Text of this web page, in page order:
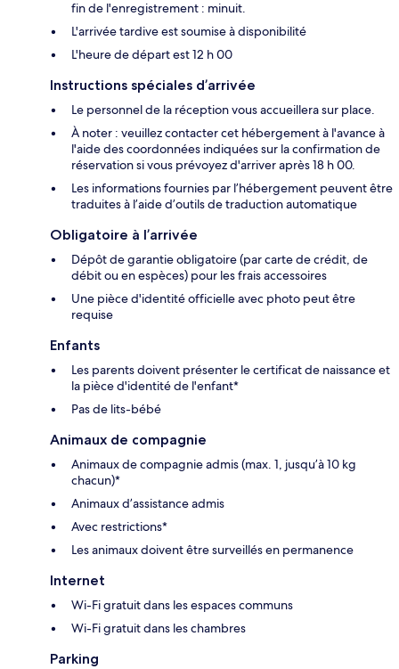
fin de l'enregistrement : minuit.
L'arrivée tardive est soumise à disponibilité
L'heure de départ est 12 h 00
Instructions spéciales d’arrivée
Le personnel de la réception vous accueillera sur place.
À noter : veuillez contacter cet hébergement à l'avance à
l'aide des coordonnées indiquées sur la confirmation de
réservation si vous prévoyez d'arriver après 18 h 00.
Les informations fournies par l’hébergement peuvent être
traduites à l’aide d’outils de traduction automatique
Obligatoire à l’arrivée
Dépôt de garantie obligatoire (par carte de crédit, de
débit ou en espèces) pour les frais accessoires
Une pièce d'identité officielle avec photo peut être
requise
Enfants
Les parents doivent présenter le certificat de naissance et
la pièce d'identité de l'enfant*
Pas de lits-bébé
Animaux de compagnie
Animaux de compagnie admis (max. 1, jusqu’à 10 kg
chacun)*
Animaux d’assistance admis
Avec restrictions*
Les animaux doivent être surveillés en permanence
Internet
Wi-Fi gratuit dans les espaces communs
Wi-Fi gratuit dans les chambres
Parking